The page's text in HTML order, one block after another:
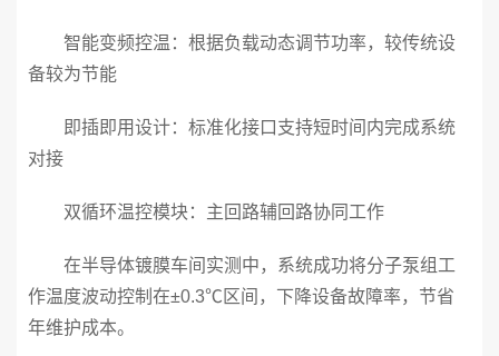
智能变频控温：根据负载动态调节功率，较传统设
备较为节能
即插即用设计：标准化接口支持短时间内完成系统
对接
双循环温控模块：主回路辅回路协同工作
在半导体镀膜车间实测中，系统成功将分子泵组工
作温度波动控制在±0.3℃区间，下降设备故障率，节省
年维护成本。